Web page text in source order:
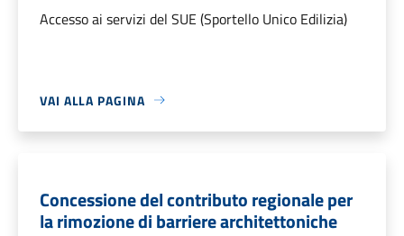
Accesso ai servizi del SUE (Sportello Unico Edilizia)
VAI ALLA PAGINA
Concessione del contributo regionale per
la rimozione di barriere architettoniche